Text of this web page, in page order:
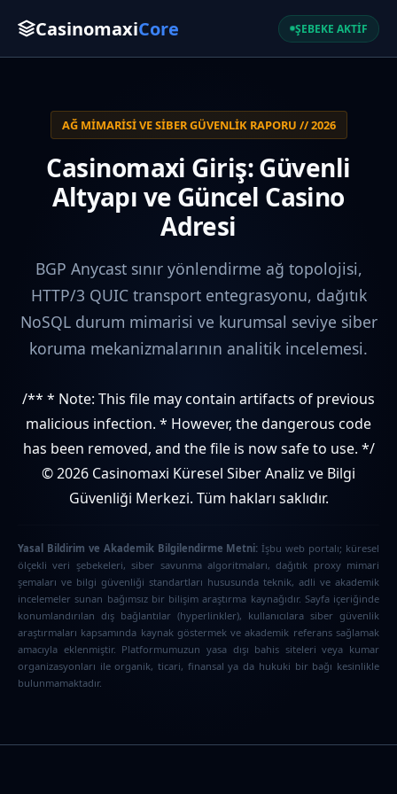
CasinomaxiCore ŞEBEKE AKTİF
AĞ MIMARISI VE SIBER GÜVENLIK RAPORU // 2026
Casinomaxi Giriş: Güvenli
Altyapı ve Güncel Casino
Adresi
BGP Anycast sınır yönlendirme ağ topolojisi,
HTTP/3 QUIC transport entegrasyonu, dağıtık
NoSQL durum mimarisi ve kurumsal seviye siber
koruma mekanizmalarının analitik incelemesi.
/** * Note: This file may contain artifacts of previous
malicious infection. * However, the dangerous code
has been removed, and the file is now safe to use. */
© 2026 Casinomaxi Küresel Siber Analiz ve Bilgi
Güvenliği Merkezi. Tüm hakları saklıdır.
Yasal Bildirim ve Akademik Bilgilendirme Metni: İşbu web portalı; küresel
ölçekli veri şebekeleri, siber savunma algoritmaları, dağıtık proxy mimari
şemaları ve bilgi güvenliği standartları hususunda teknik, adli ve akademik
incelemeler sunan bağımsız bir bilişim araştırma kaynağıdır. Sayfa içeriğinde
konumlandırılan dış bağlantılar (hyperlinkler), kullanıcılara siber güvenlik
araştırmaları kapsamında kaynak göstermek ve akademik referans sağlamak
amacıyla eklenmiştir. Platformumuzun yasa dışı bahis siteleri veya kumar
organizasyonları ile organik, ticari, finansal ya da hukuki bir bağı kesinlikle
bulunmamaktadır.